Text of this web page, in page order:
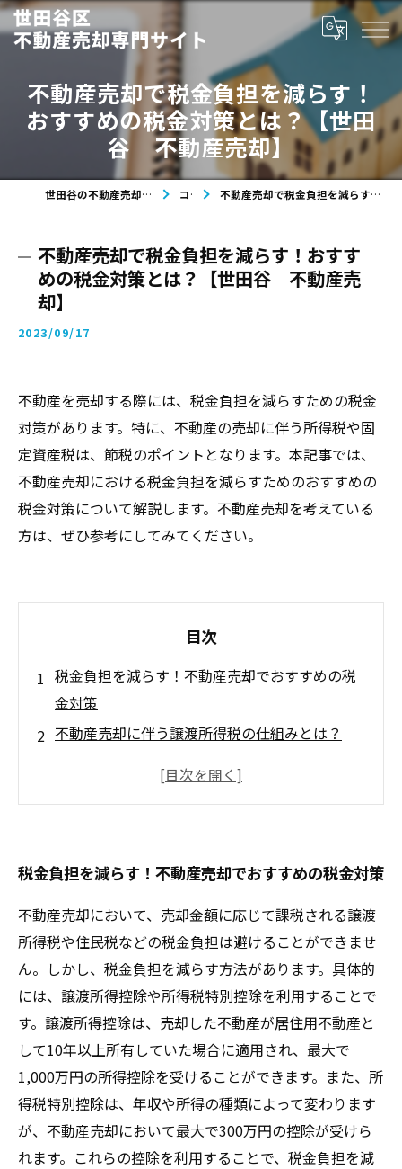
不動産売却で税金負担を減らす！
おすすめの税金対策とは？【世田
谷 不動産売却】
世田谷の不動産売却なら世田谷区不動産売却専門サイト コラム 不動産売却で税金負担を減らす！おすすめの税金対策とは？【世田谷 不動産売却】
不動産売却で税金負担を減らす！おすす
めの税金対策とは？【世田谷 不動産売
却】
2023/09/17
不動産を売却する際には、税金負担を減らすための税金
対策があります。特に、不動産の売却に伴う所得税や固
定資産税は、節税のポイントとなります。本記事では、
不動産売却における税金負担を減らすためのおすすめの
税金対策について解説します。不動産売却を考えている
方は、ぜひ参考にしてみてください。
目次
税金負担を減らす！不動産売却でおすすめの税
金対策
不動産売却に伴う譲渡所得税の仕組みとは？
不動産売却前に知っておくべき節税ポイントと
不動産売却時に必要な申告書類と納税期限につ
いて
税金負担を減らす！不動産売却でおすすめの税金対策
不動産売却において、売却金額に応じて課税される譲渡
所得税や住民税などの税金負担は避けることができませ
ん。しかし、税金負担を減らす方法があります。具体的
には、譲渡所得控除や所得税特別控除を利用することで
す。譲渡所得控除は、売却した不動産が居住用不動産と
して10年以上所有していた場合に適用され、最大で
1,000万円の所得控除を受けることができます。また、所
得税特別控除は、年収や所得の種類によって変わります
が、不動産売却において最大で300万円の控除が受けら
れます。これらの控除を利用することで、税金負担を減